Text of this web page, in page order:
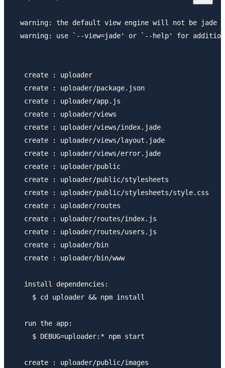
warning: the default view engine will not be jade
warning: use `--view=jade' or `--help' for
   create : uploader
   create : uploader/package.json
   create : uploader/app.js
   create : uploader/views
   create : uploader/views/index.jade
   create : uploader/views/layout.jade
   create : uploader/views/error.jade
   create : uploader/public
   create : uploader/public/stylesheets
   create : uploader/public/stylesheets/style.css
   create : uploader/routes
   create : uploader/routes/index.js
   create : uploader/routes/users.js
   create : uploader/bin
   create : uploader/bin/www
   install dependencies:
     $ cd uploader && npm install
   run the app:
     $ DEBUG=uploader:* npm start
   create : uploader/public/images